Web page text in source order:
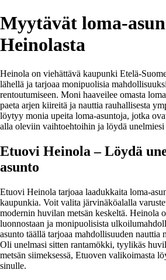
Myytävät loma-
Heinolasta
Heinola on viehättävä kaupunki Etelä-
lähellä ja tarjoaa monipuolisia
rentoutumiseen. Moni haaveilee omasta
paeta arjen kiireitä ja nauttia rauhallisesta
löytyy monia upeita loma-asuntoja, jotka
alla oleviin vaihtoehtoihin ja löydä
Etuovi Heinola – Löydä
asunto
Etuovi Heinola tarjoaa laadukkaita loma-
kaupunkia. Voit valita järvinäköalalla
modernin huvilan metsän keskeltä. Heinola
luonnostaan ja monipuolisista
asunto täällä tarjoaa mahdollisuuden nauttia
Oli unelmasi sitten rantamökki, tyylikäs
metsän siimeksessä, Etuoven valikoimasta
sinulle.